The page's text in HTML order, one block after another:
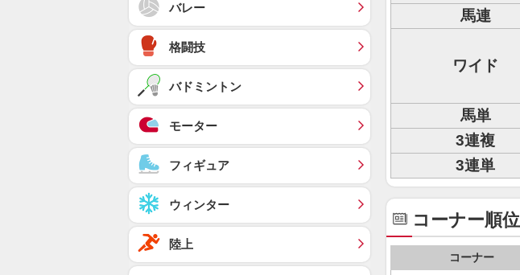
馬連
ワイド
馬単
3連複
3連単
コーナー順位
コーナー
バレー
格闘技
バドミントン
モーター
フィギュア
ウィンター
陸上